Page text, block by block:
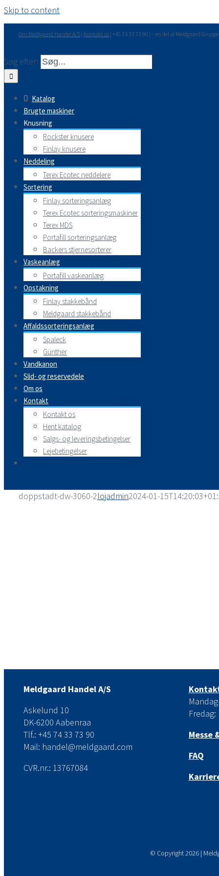
Skip to content
Om Meldgaard Handel A/S | Kontakt os | +45 74 33 73 90 | – en del af Meldgaard
Søg efter:
Katalog
Brugte maskiner
Knusning
Rockster knusere
Finlay knusere
Neddeling
Terex Ecotec neddelere
Sortering
Finlay sorteringsanlæg
Terex Ecotec sorteringsmaskiner
Terex MDS
Portafill sorteringsanlæg
Backers stjernesorterer
Vaskeanlæg
Portafill vaskeanlæg
Opstakning
Finlay stakkebånd
Meldgaard stakkebånd
Affaldssorteringsanlæg
Spaleck
Günther
Vandkanon
Slid- og reservedele
Om os
Kontakt
Kontakt os
Hent katalog
Salgs- og leveringsbetingelser
Lejebetingelser
doppstadt-dw-3060-2lojadmin2024-01-
Meldgaard Handel A/S
Askelund 10
DK-6200 Aabenraa
Tlf.: +45 74 33 73 90
Mail: handel@meldgaard.com
CVR.nr.: 13767084
Fredag:
Messe
FAQ
© Copyright2026 |